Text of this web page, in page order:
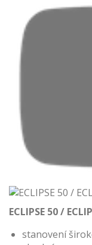
ECLIPSE 50 /
stanovení